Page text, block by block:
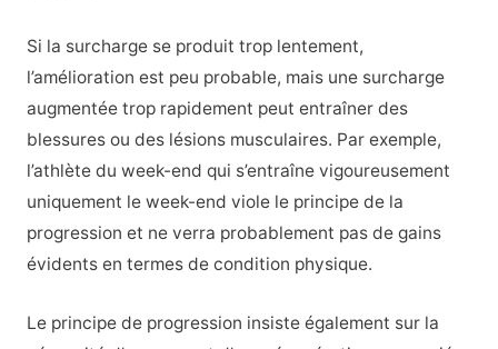
Si la surcharge se produit trop lentement,
l’amélioration est peu probable, mais une surcharge
augmentée trop rapidement peut entraîner des
blessures ou des lésions musculaires. Par exemple,
l’athlète du week-end qui s’entraîne vigoureusement
uniquement le week-end viole le principe de la
progression et ne verra probablement pas de gains
évidents en termes de condition physique.
Le principe de progression insiste également sur la